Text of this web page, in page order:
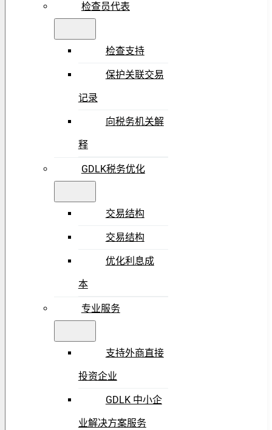
检查员代表
检查支持
保护关联交易
记录
向税务机关解
释
GDLK税务优化
交易结构
交易结构
优化利息成
本
专业服务
支持外商直接
投资企业
GDLK 中小企
业解决方案服务